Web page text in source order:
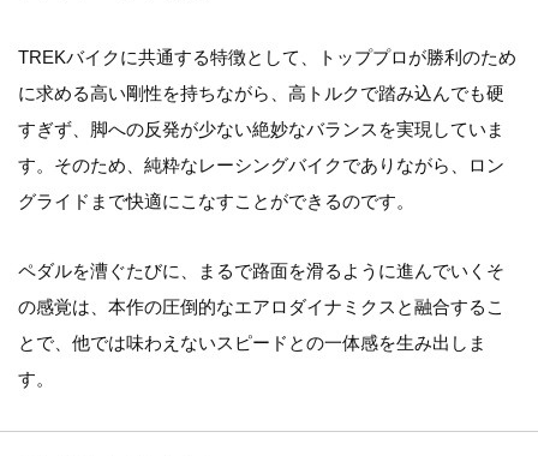
TREKバイクに共通する特徴として、トッププロが勝利のため
に求める高い剛性を持ちながら、高トルクで踏み込んでも硬
すぎず、脚への反発が少ない絶妙なバランスを実現していま
す。そのため、純粋なレーシングバイクでありながら、ロン
グライドまで快適にこなすことができるのです。
ペダルを漕ぐたびに、まるで路面を滑るように進んでいくそ
の感覚は、本作の圧倒的なエアロダイナミクスと融合するこ
とで、他では味わえないスピードとの一体感を生み出しま
す。